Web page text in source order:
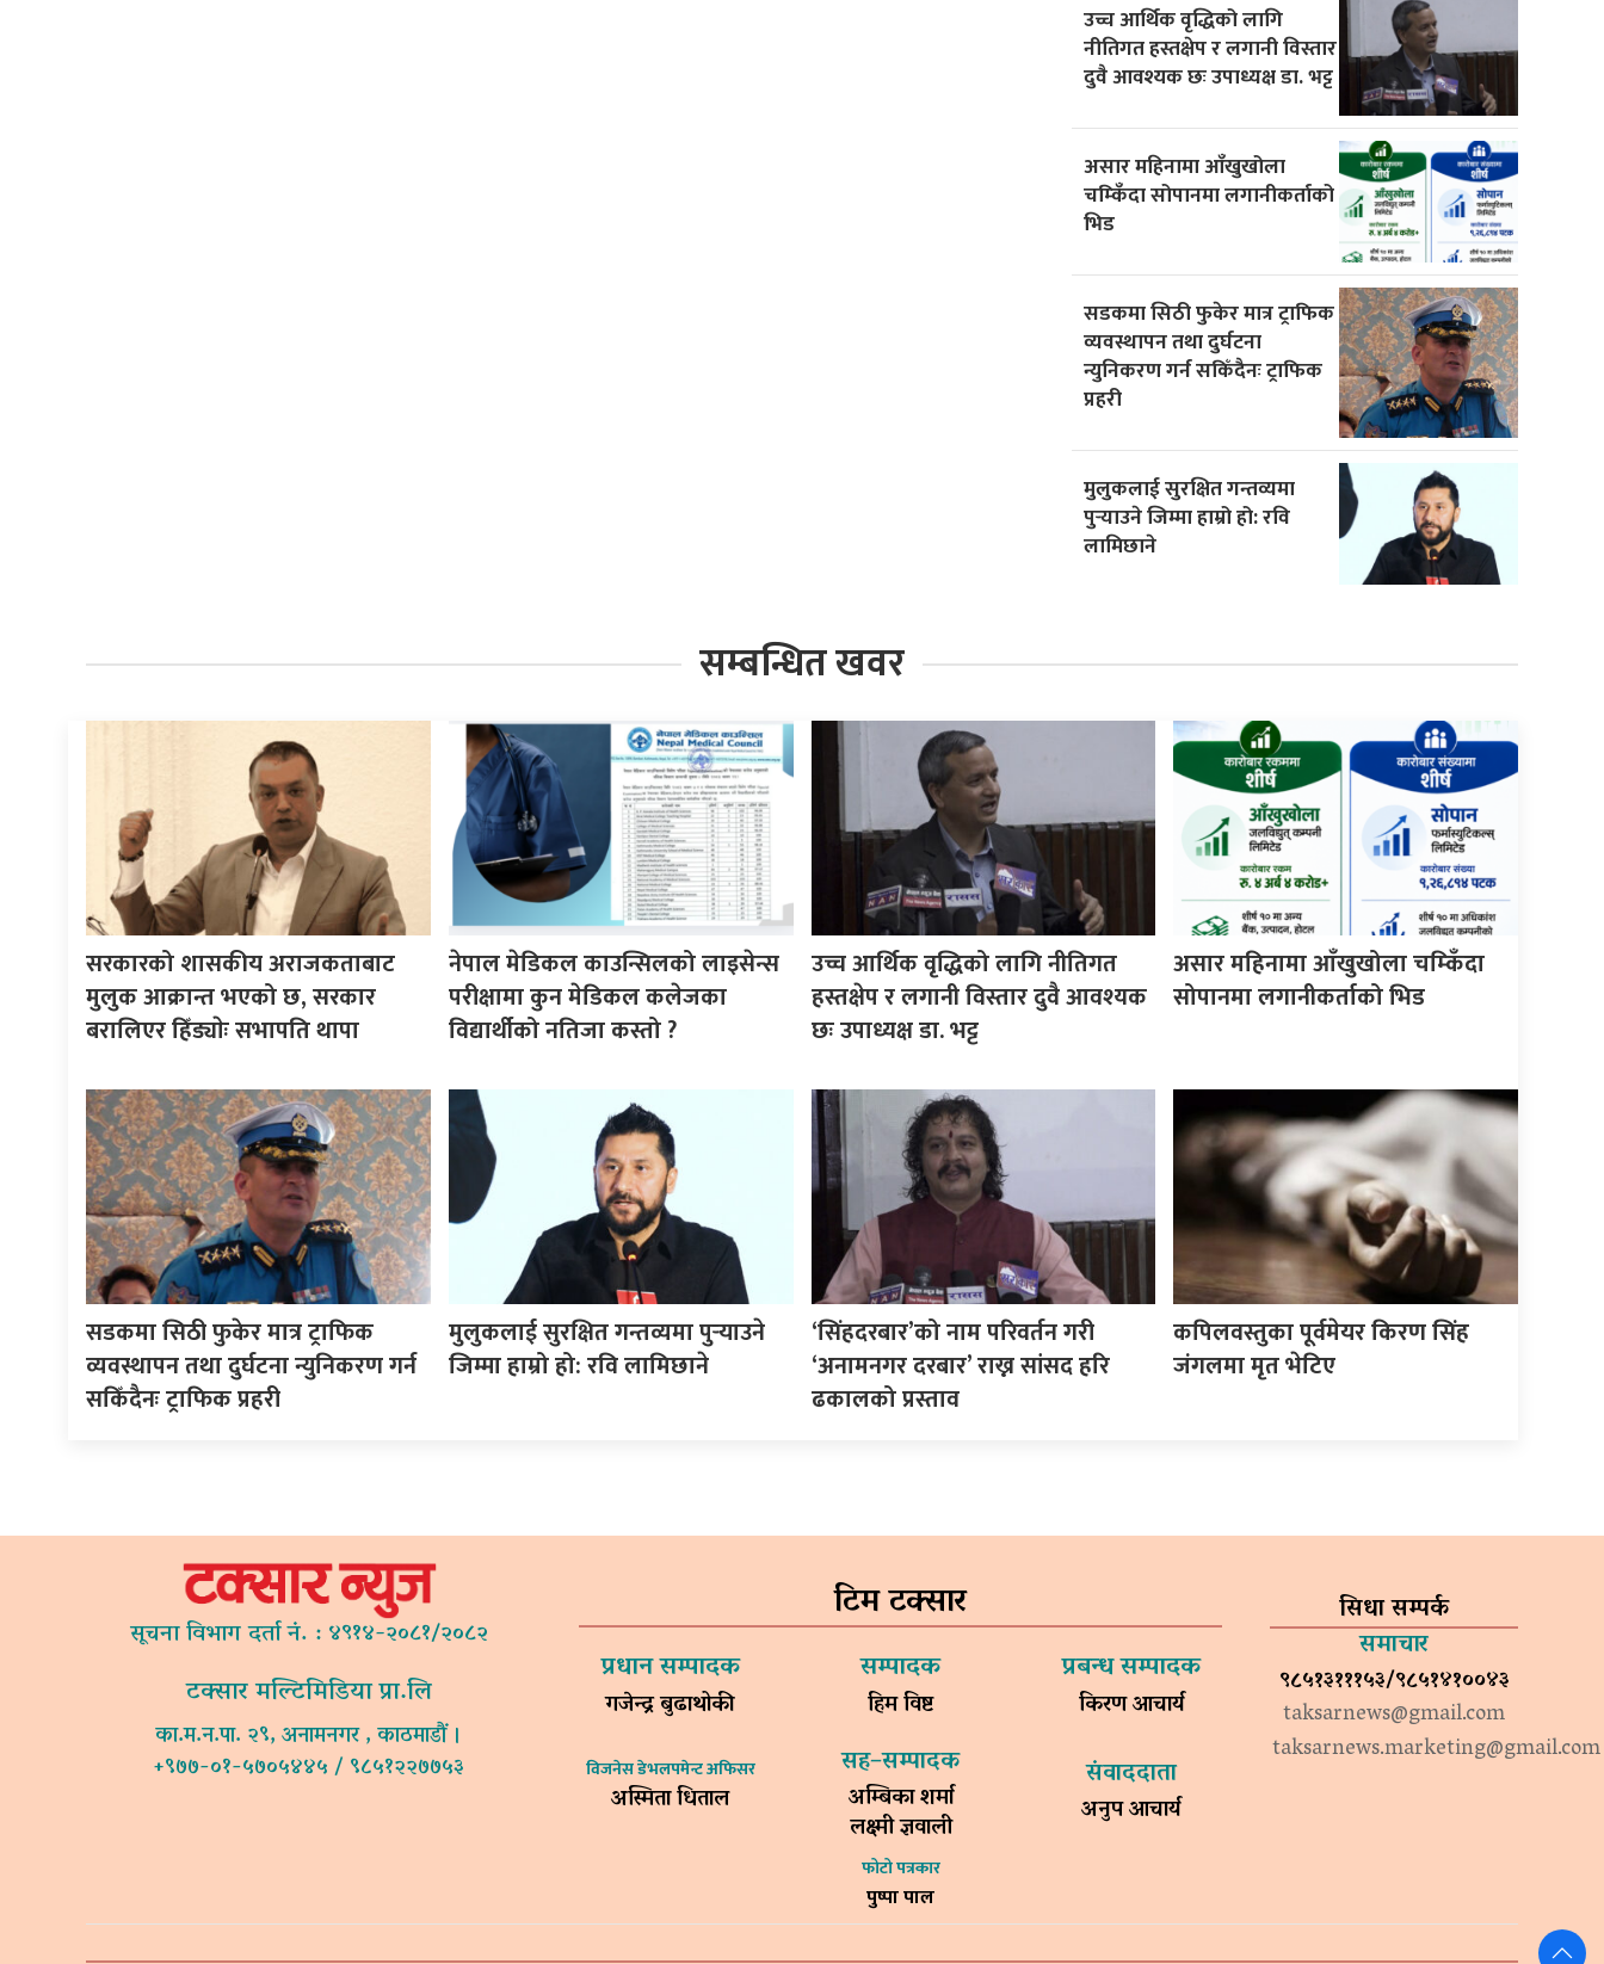
उच्च आर्थिक वृद्धिको लागि
नीतिगत हस्तक्षेप र लगानी विस्तार
दुवै आवश्यक छः उपाध्यक्ष डा. भट्ट
असार महिनामा आँखुखोला
चम्किँदा सोपानमा लगानीकर्ताको
भिड
सडकमा सिठी फुकेर मात्र ट्राफिक
व्यवस्थापन तथा दुर्घटना
न्युनिकरण गर्न सकिँदैनः ट्राफिक
प्रहरी
मुलुकलाई सुरक्षित गन्तव्यमा
पुर्‍याउने जिम्मा हाम्रो हो: रवि
लामिछाने
सम्बन्धित खवर
सरकारको शासकीय अराजकताबाट
मुलुक आक्रान्त भएको छ, सरकार
बरालिएर हिँड्याेः सभापति थापा
नेपाल मेडिकल काउन्सिलको लाइसेन्स
परीक्षामा कुन मेडिकल कलेजका
विद्यार्थीको नतिजा कस्तो ?
उच्च आर्थिक वृद्धिको लागि नीतिगत
हस्तक्षेप र लगानी विस्तार दुवै आवश्यक
छः उपाध्यक्ष डा. भट्ट
असार महिनामा आँखुखोला चम्किँदा
सोपानमा लगानीकर्ताको भिड
सडकमा सिठी फुकेर मात्र ट्राफिक
व्यवस्थापन तथा दुर्घटना न्युनिकरण गर्न
सकिँदैनः ट्राफिक प्रहरी
मुलुकलाई सुरक्षित गन्तव्यमा पुर्‍याउने
जिम्मा हाम्रो हो: रवि लामिछाने
‘सिंहदरबार’को नाम परिवर्तन गरी
‘अनामनगर दरबार’ राख्न सांसद हरि
ढकालको प्रस्ताव
कपिलवस्तुका पूर्वमेयर किरण सिंह
जंगलमा मृत भेटिए
सूचना विभाग दर्ता नं. : ४९१४-२०८१/२०८२
टक्सार मल्टिमिडिया प्रा.लि
का.म.न.पा. २९, अनामनगर , काठमाडौं ।
+९७७-०१-५७०५४४५ / ९८५१२२७७५३
टिम टक्सार
प्रधान सम्पादक
गजेन्द्र बुढाथोकी
सम्पादक
हिम विष्ट
प्रबन्ध सम्पादक
किरण आचार्य
विजनेस डेभलपमेन्ट अफिसर
अस्मिता धिताल
सह–सम्पादक
अम्बिका शर्मा
लक्ष्मी ज्ञवाली
फोटो पत्रकार
पुष्पा पाल
संवाददाता
अनुप आचार्य
सिधा सम्पर्क
समाचार
९८५१३१११५३/९८५१४१००४३
taksarnews@gmail.com
taksarnews.marketing@gmail.com